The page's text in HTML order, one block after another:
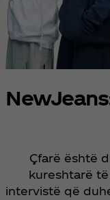
Çfarë është
kureshtarë
intervistë që